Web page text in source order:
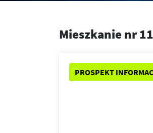
Mieszkanie nr 11
PROSPEKT